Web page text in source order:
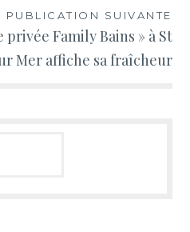
PUBLICATION SUIVANTE
Family Bains » à St
Mer affiche sa fraîcheur